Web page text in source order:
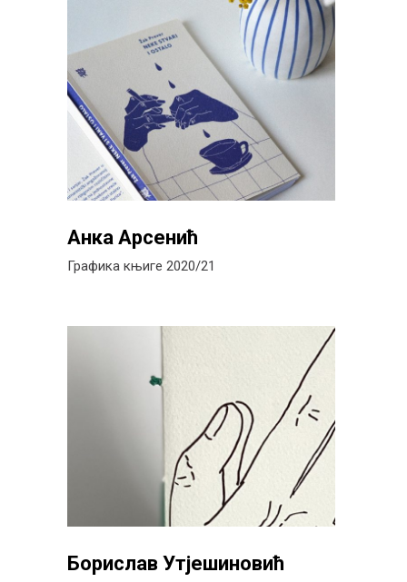
Анка Арсенић
Графика књиге 2020/21
Борислав Утјешиновић